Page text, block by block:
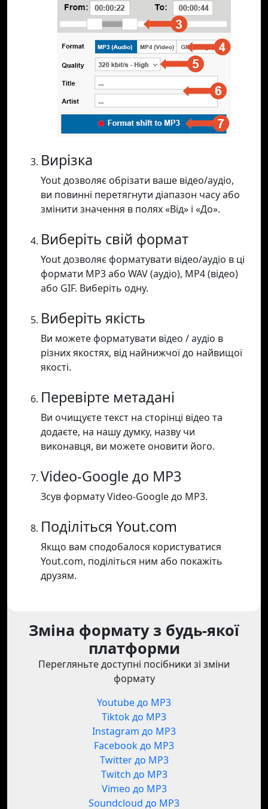
Вирізка
Yout дозволяє обрізати ваше відео/аудіо,
ви повинні перетягнути діапазон часу або
змінити значення в полях «Від» і «До».
Виберіть свій формат
Yout дозволяє форматувати відео/аудіо в ці
формати MP3 або WAV (аудіо), MP4 (відео)
або GIF. Виберіть одну.
Виберіть якість
Ви можете форматувати відео / аудіо в
різних якостях, від найнижчої до найвищої
якості.
Перевірте метадані
Ви очищуєте текст на сторінці відео та
додаєте, на нашу думку, назву чи
виконавця, ви можете оновити його.
Video-Google до MP3
Зсув формату Video-Google до MP3.
Поділіться Yout.com
Якщо вам сподобалося користуватися
Yout.com, поділіться ним або покажіть
друзям.
Зміна формату з будь-якої
платформи
Перегляньте доступні посібники зі зміни
формату
Youtube до MP3
Tiktok до MP3
Instagram до MP3
Facebook до MP3
Twitter до MP3
Twitch до MP3
Vimeo до MP3
Soundcloud до MP3